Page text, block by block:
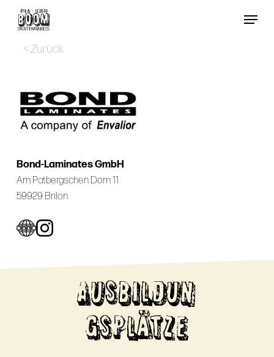
Menu
< Zurück
Bond-Laminates GmbH
Am Patbergschen Dorn 11
59929 Brilon
AUSBILDUN
GSPLÄTZE